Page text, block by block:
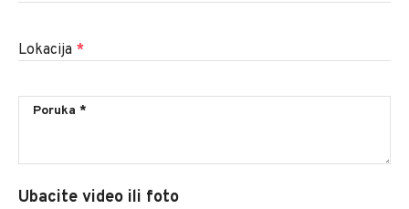
Lokacija *
Ubacite video ili foto